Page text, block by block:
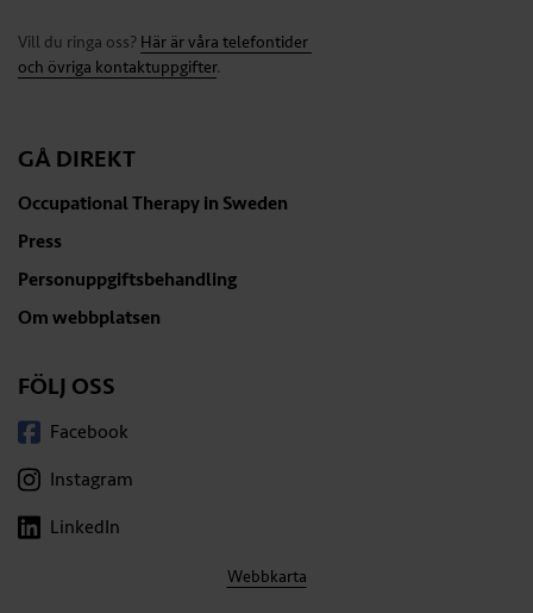
Vill du ringa oss? Här är våra telefontider
och övriga kontaktuppgifter.
GÅ DIREKT
Occupational Therapy in Sweden
Press
Personuppgiftsbehandling
Om webbplatsen
FÖLJ OSS
Facebook
Instagram
LinkedIn
Webbkarta